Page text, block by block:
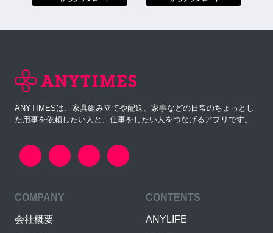
ANYTIMESは、家具組み立てや配送、家事などの日常のちょっとし
た用事を依頼したい人と、仕事をしたい人をつなげるアプリです。
COMPANY
会社概要
CONTENTS
ANYLIFE